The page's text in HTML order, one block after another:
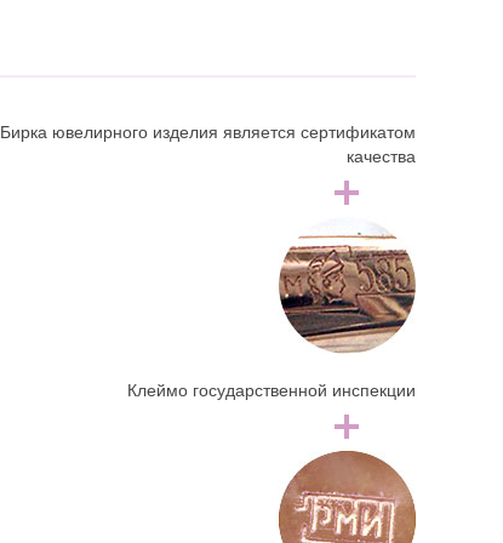
Бирка ювелирного изделия является сертификатом
качества
Клеймо государственной инспекции